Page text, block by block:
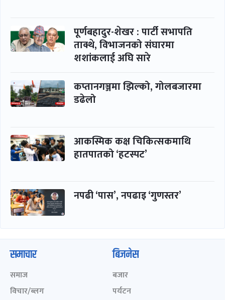
पूर्णबहादुर-शेखर : पार्टी सभापति
ताक्थे, विभाजनको संघारमा
शशांकलाई अघि सारे
कप्तानगञ्जमा झिल्को, गोलबजारमा
डढेलो
आकस्मिक कक्ष चिकित्सकमाथि
हातपातको ‘हटस्पट’
नपढी ‘पास’, नपढाइ ‘गुणस्तर’
समाचार
समाज
विचार/ब्लग
बिजनेस
बजार
पर्यटन